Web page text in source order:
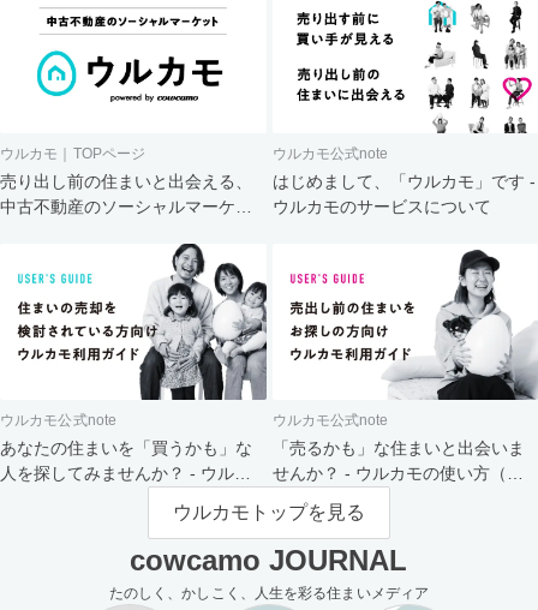
ウルカモ｜TOPページ
売り出し前の住まいと出会える、
中古不動産のソーシャルマーケッ
ウルカモ公式note
はじめまして、「ウルカモ」です -
ウルカモのサービスについて
ウルカモ公式note
あなたの住まいを「買うかも」な
人を探してみませんか？ - ウルカ
ウルカモ公式note
「売るかも」な住まいと出会いま
せんか？ - ウルカモの使い方（買
主さま向け）
ウルカモトップを見る
cowcamo JOURNAL
たのしく、かしこく、人生を彩る住まいメディア